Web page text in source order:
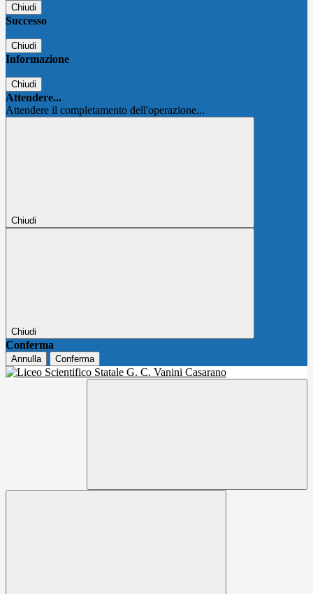
Chiudi
Successo
Chiudi
Informazione
Chiudi
Attendere...
Attendere il completamento dell'operazione...
Chiudi
Chiudi
Conferma
Annulla Conferma